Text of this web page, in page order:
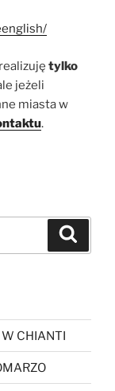
tylko
jeżeli
miasta w
.
CHIANTI